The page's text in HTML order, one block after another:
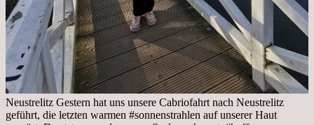
Neustrelitz Gestern hat uns unsere Cabriofahrt nach Neustrelitz
geführt, die letzten warmen #sonnenstrahlen auf unserer Haut